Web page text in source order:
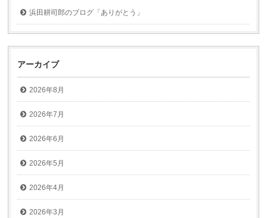
浜田耕司郎のブログ「ありがとう」
アーカイブ
2026年8月
2026年7月
2026年6月
2026年5月
2026年4月
2026年3月